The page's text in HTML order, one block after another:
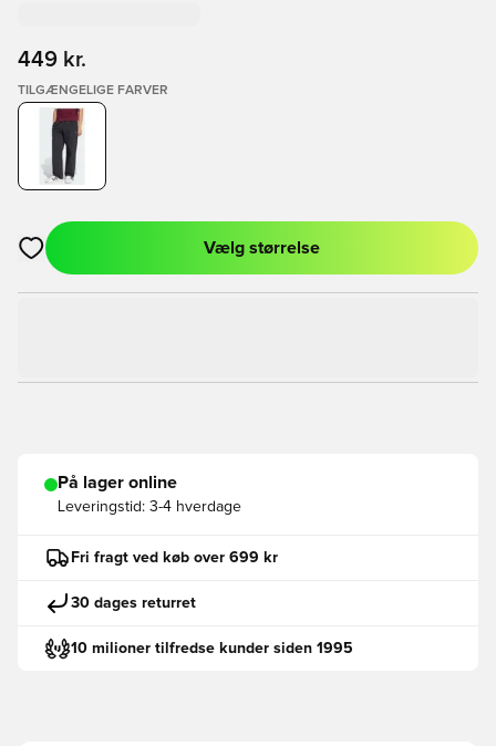
449 kr.
TILGÆNGELIGE FARVER
Åbner en Modal til at logge ind eller tilmelde dig som medlem
Vælg størrelse
På lager online
Leveringstid: 3-4 hverdage
Fri fragt ved køb over 699 kr
30 dages returret
10 milioner tilfredse kunder siden 1995